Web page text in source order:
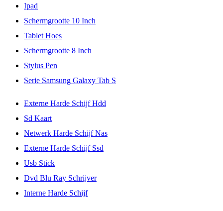
Ipad
Schermgrootte 10 Inch
Tablet Hoes
Schermgrootte 8 Inch
Stylus Pen
Serie Samsung Galaxy Tab S
Externe Harde Schijf Hdd
Sd Kaart
Netwerk Harde Schijf Nas
Externe Harde Schijf Ssd
Usb Stick
Dvd Blu Ray Schrijver
Interne Harde Schijf